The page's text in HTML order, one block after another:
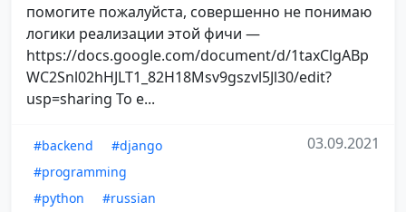
помогите пожалуйста, совершенно не понимаю
логики реализации этой фичи —
https://docs.google.com/document/d/1taxClgABp
WC2Snl02hHJLT1_82H18Msv9gszvl5Jl30/edit?
usp=sharing То е...
#backend
#django
#programming
#python
#russian
03.09.2021